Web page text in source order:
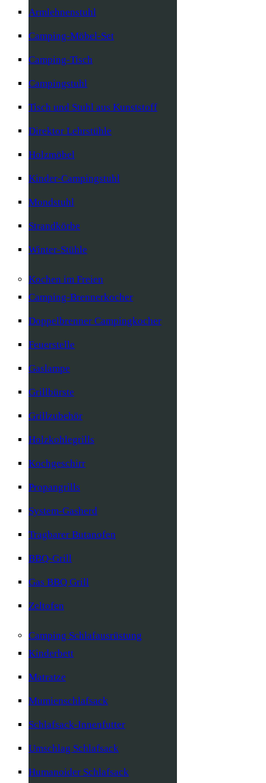
Armlehnenstuhl
Camping-Möbel-Set
Camping-Tisch
Campingstuhl
Tisch und Stuhl aus Kunststoff
Direktor Lehrstühle
Holzmöbel
Kinder-Campingstuhl
Mondstuhl
Strandkörbe
Winter-Stühle
Kochen im Freien
Camping-Brennerkocher
Doppelbrenner Campingkocher
Feuerstelle
Gaslampe
Grillbürste
Grillzubehör
Holzkohlegrills
Kochgeschirr
Propangrills
System-Gasherd
Tragbarer Butanofen
BBQ-Grill
Gas BBQ Grill
Zeltofen
Camping Schlafausrüstung
Kinderbett
Matratze
Mumienschlafsack
Schlafsack-Innenfutter
Umschlag Schlafsack
Humanoider Schlafsack